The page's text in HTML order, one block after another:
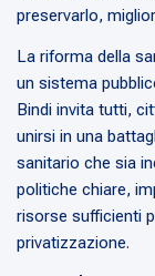
preservarlo,
La riforma della
un sistema
Bindi invita tutti,
unirsi in una
sanitario che sia
politiche chiare,
risorse sufficienti
privatizzazione.